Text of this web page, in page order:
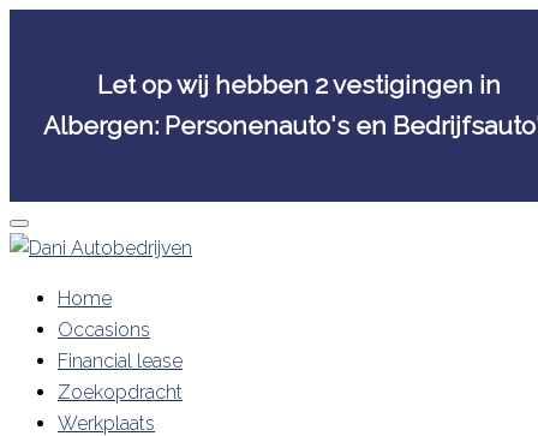
Let op wij hebben 2 vestigingen in
Albergen: Personenauto's en
Skip
to
Home
Occasions
Financial lease
Zoekopdracht
Werkplaats